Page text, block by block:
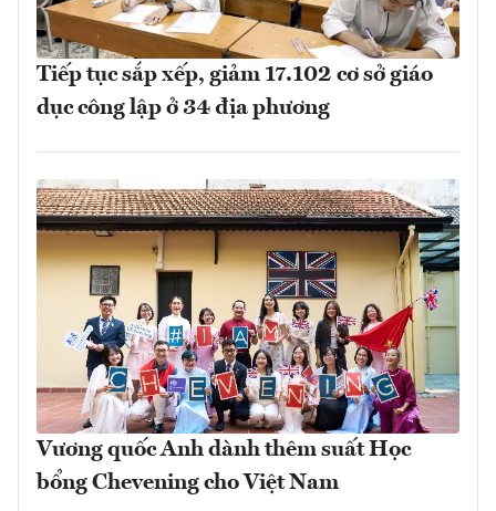
Tiếp tục sắp xếp, giảm 17.102 cơ sở giáo
dục công lập ở 34 địa phương
Vương quốc Anh dành thêm suất Học
bổng Chevening cho Việt Nam